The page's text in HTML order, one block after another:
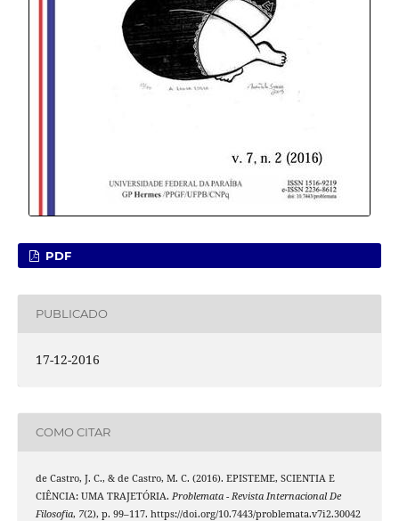
PDF
PUBLICADO
17-12-2016
COMO CITAR
de Castro, J. C., & de Castro, M. C. (2016). EPISTEME, SCIENTIA E
CIÊNCIA: UMA TRAJETÓRIA. Problemata - Revista Internacional De
Filosofia, 7(2), p. 99–117. https://doi.org/10.7443/problemata.v7i2.30042